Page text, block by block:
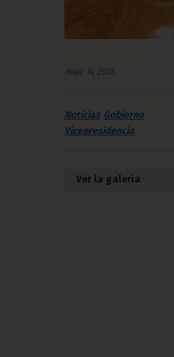
mayo 14, 2026
Noticias Gobierno
Vicepresidencia
Ver la galería